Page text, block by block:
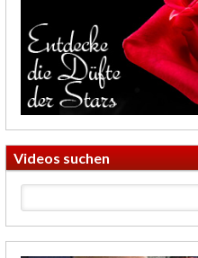
Videos suchen